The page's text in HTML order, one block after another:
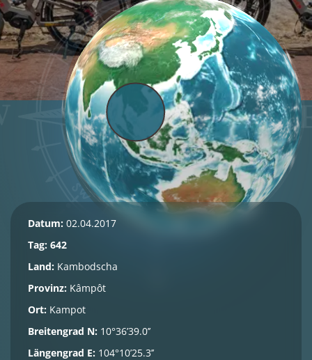
Datum: 02.04.2017
Tag: 642
Land: Kambodscha
Provinz: Kâmpôt
Ort: Kampot
Breitengrad N: 10°36’39.0’’
Längengrad E: 104°10’25.3’’